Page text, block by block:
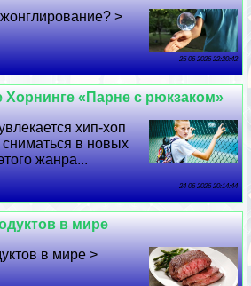
>
25 06 2026 22:20:42
Хорнинге «Парне с рюкзаком»
хип-хоп
в новых
жанра...
24 06 2026 20:14:44
в мире
в мире >